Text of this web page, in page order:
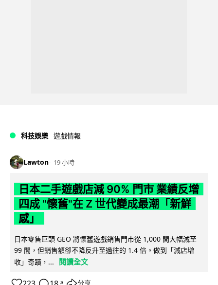
科技娛樂 遊戲情報
Lawton 19 小時
日本二手遊戲店減 90% 門市 業績反增
四成 "懷舊"在 Z 世代變成最潮「新鮮
感」
日本零售巨頭 GEO 將懷舊遊戲銷售門市從 1,000 間大幅減至
99 間，但銷售額卻不降反升至過往的 1.4 倍。做到「減店增
收」奇蹟，...
閱讀全文
↗